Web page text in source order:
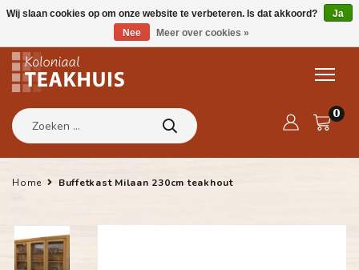
0
Home Buffetkast Milaan 230cm teakhout
Wij slaan cookies op om onze website te verbeteren. Is dat akkoord?
Ja
Nee
Meer over cookies »